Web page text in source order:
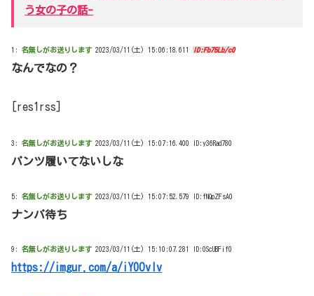
う女の子の話-
1: 名無しがお送りします 2023/03/11(土) 15:06:18.611 ID:Fb75Lb/c0
なんでなの？
[res1rss]
3: 名無しがお送りします 2023/03/11(土) 15:07:16.400 ID:y36Rad780
パンツ履いてないしな
5: 名無しがお送りします 2023/03/11(土) 15:07:52.579 ID:fNQpZFsA0
ナンパ待ち
9: 名無しがお送りします 2023/03/11(土) 15:10:07.281 ID:0ScUBFif0
https://imgur.com/a/iY0Ovlv